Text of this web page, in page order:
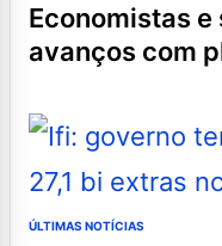
economistas e setor produtivo veem
avanços com
ÚLTIMAS NOTÍCIAS